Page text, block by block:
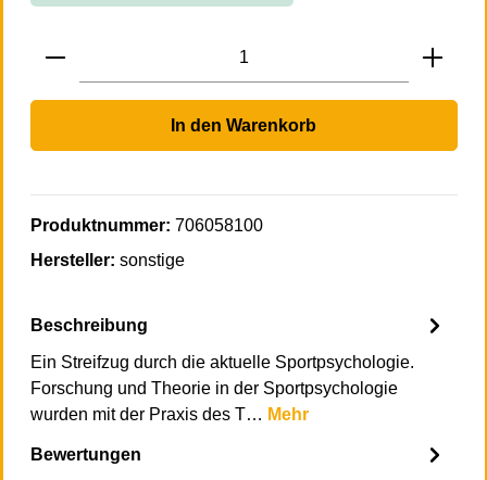
Produkt Anzahl: Gib den gewünschten
In den Warenkorb
Produktnummer: 706058100
Hersteller: sonstige
Beschreibung
Ein Streifzug durch die aktuelle Sportpsychologie.
Forschung und Theorie in der Sportpsychologie
wurden mit der Praxis des T… Mehr
Bewertungen